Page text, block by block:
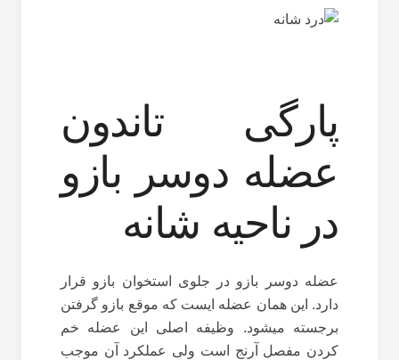
پارگی تاندون
عضله دوسر بازو
در ناحیه شانه
عضله دوسر بازو در جلوی استخوان بازو قرار
دارد. این همان عضله ایست که موقع بازو گرفتن
برجسته میشود. وظیفه اصلی این عضله خم
کردن مفصل آرنج است ولی عملکرد آن موجب